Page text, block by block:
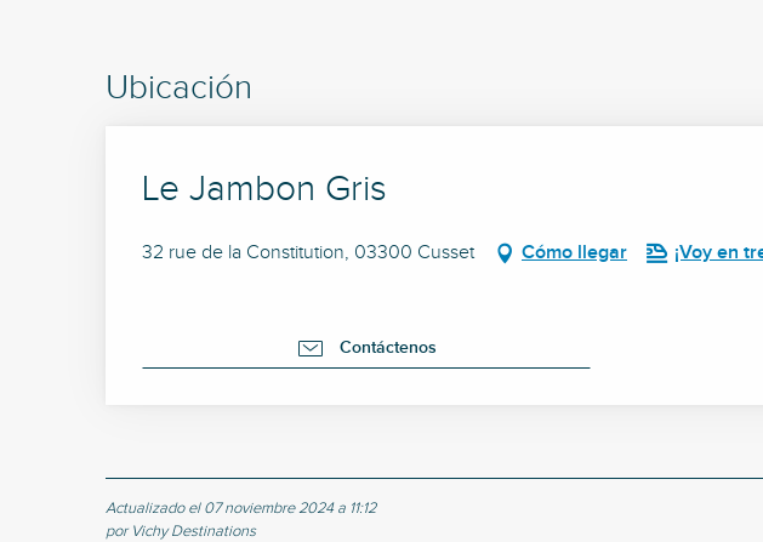
Ubicación
Le Jambon Gris
32 rue de la Constitution, 03300 Cusset Cómo llegar ¡Voy en
Contáctenos
Actualizado el 07 noviembre 2024 a 11:12
por Vichy Destinations